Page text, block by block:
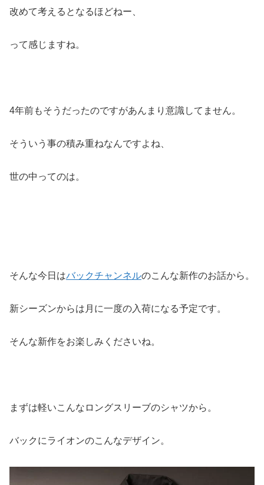
改めて考えるとなるほどねー、
って感じますね。
4年前もそうだったのですがあんまり意識してません。
そういう事の積み重ねなんですよね、
世の中ってのは。
そんな今日はバックチャンネルのこんな新作のお話から。
新シーズンからは月に一度の入荷になる予定です。
そんな新作をお楽しみくださいね。
まずは軽いこんなロングスリーブのシャツから。
バックにライオンのこんなデザイン。